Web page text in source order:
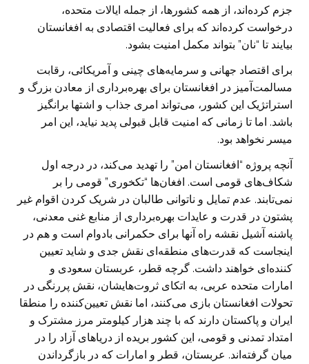
جزم کرده‌اند، از همه کشورها، از جمله ایالات متحده،
درخواست کرده‌اند که برای فعالیت اقتصادی به افغانستان
بیایند تا “نان” بتواند مکمل امنیت بشود.
برای اقتصاد جهانی و سرمایه‌های چینی و آمریکائی، رقابت
مسالمت‌آمیز در افغانستان برای بهره‌برداری از معادن بزرگ و
استراتژیک این کشور، می‌تواند امری جذاب و اشتها برانگیز
باشد. اما تا زمانی که امنیت قابل قبولی پدید نیاید، این امر
میسر نخواهد بود.
آنچه پروژه “افغانستان امن” را تهدید می‌کند، در درجه اول
شکاف‌های قومی است. افغان‌ها “تکخوری” قومی را بر
نمی‌تابند. عدم تمایل و ناتوانی طالبان در شریک کردن اقوام غیر
پشتون در قدرت و عایدات بهره‌برداری از منابع غنی معدنی،
پاشنه آشیل نقشه راه آنها برای حکمرانی بادوام است و هم در
اینجاست که قدرت‌های منطقه‌ای نقش جدی و شاید تعیین
کننده‌ای خواهند داشت. گرچه قطر، عربستان سعودی و
امارات متحده عربی، به اتکای ثروت‌هایشان، نقش پررنگی در
تحولات افغانستان بازی می‌کنند، اما نقش تعیین‌کننده را منطقا
ایران و پاکستان دارند که با چند هزار کیلومتر مرز مشترک و
امتداد تمدنی و قومی، این کشور بریده از دریا‌های آزاد را در
میان گرفته‌اند. عربستان، قطر و امارات که در بازگرداندن